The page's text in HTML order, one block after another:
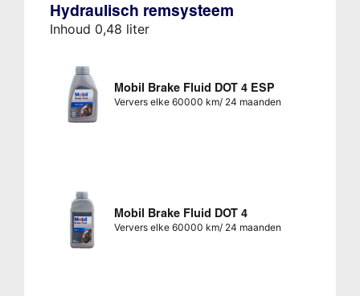
Hydraulisch remsysteem
Inhoud 0,48 liter
Mobil Brake Fluid DOT 4 ESP
Ververs elke 60000 km/ 24 maanden
Mobil Brake Fluid DOT 4
Ververs elke 60000 km/ 24 maanden